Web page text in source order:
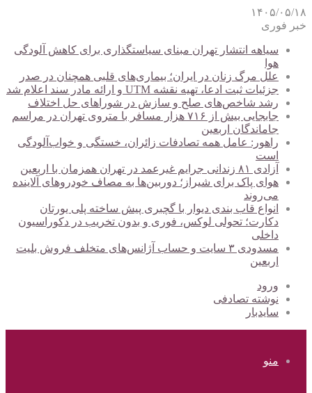
۱۴۰۵/۰۵/۱۸
خبر فوری
سیاهه انتشار تهران مبنای سیاستگذاری برای کاهش آلودگی
هوا
علل مرگ زنان در ایران؛ بیماری‌های قلبی همچنان در صدر
جزئیات ثبت ادعا، تهیه نقشه UTM و ارائه مادر سند اعلام شد
رشد شاخص‌های صلح و سازش در شوراهای حل اختلاف
جابجایی بیش از ۷۱۶ هزار مسافر با متروی تهران در مراسم
جاماندگان اربعین
راهور: عامل همه تصادفات زائران، خستگی و خواب‌آلودگی
است
آزادی ۸۱ زندانی جرایم غیرعمد در تهران همزمان با اربعین
هوای پاک برای شیراز؛ دوربین‌ها به مصاف خودروهای آلاینده
می‌روند
انواع قاب بندی دیوار با گچبری پیش ساخته پلی یورتان
دکارت؛ تحولی لوکس، فوری و بدون تخریب در دکوراسیون
داخلی
مسدودی ۳ سایت و حساب آژانس‌های متخلف فروش بلیت
اربعین
ورود
نوشته تصادفی
سایدبار
منو